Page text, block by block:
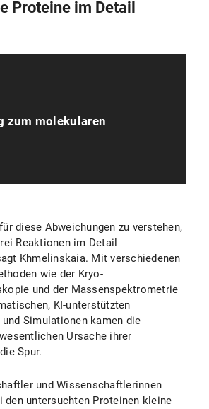
Proteine im Detail
zum molekularen
diese Abweichungen zu verstehen,
Reaktionen im Detail
Khmelinskaia. Mit verschiedenen
wie der Kryo-
und der Massenspektrometrie
KI-unterstützten
und Simulationen kamen die
Ursache ihrer
Spur.
und Wissenschaftlerinnen
den untersuchten Proteinen kleine